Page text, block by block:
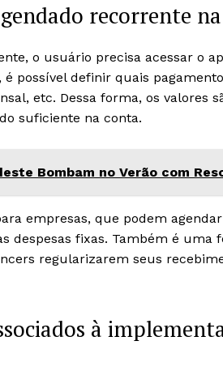
recorrente
o usuário precisa acessar o
possível definir quais
etc. Dessa forma, os valores
suficiente na conta.
Bombam no Verão com
empresas, que podem
despesas fixas. Também é uma
regularizarem seus
à